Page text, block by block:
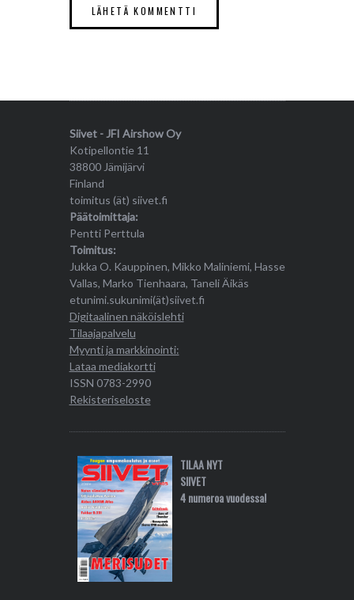
Siivet - JFI Airshow Oy
Kotipellontie 11
38800 Jämijärvi
Finland
toimitus (ät) siivet.fi
Päätoimittaja:
Pentti Perttula
Toimitus:
Jukka O. Kauppinen, Mikko Maliniemi, Hasse
Vallas, Marko Tienhaara, Taneli Äikäs
etunimi.sukunimi(ät)siivet.fi
Digitaalinen näköislehti
Tilaajapalvelu
Myynti ja markkinointi:
Lataa mediakortti
ISSN 0783-2990
Rekisteriseloste
TILAA NYT
SIIVET
4 numeroa vuodessa!